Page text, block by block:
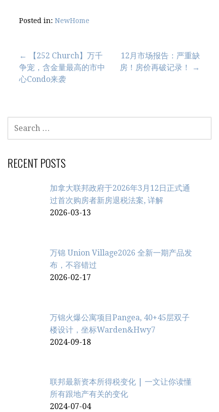
Posted in: NewHome
Post
navigation
← 【252 Church】万千
争宠，含金量最高的市中
心Condo来袭
12月市场报告：严重缺
房！房价再破记录！ →
SEARCH
FOR:
RECENT POSTS
加拿大联邦政府于2026年3月12日正式通
过首次购房者新房退税法案, 详解
2026-03-13
万锦 Union Village2026 全新一期产品发
布，不容错过
2026-02-17
万锦火爆公寓项目Pangea, 40+45层双子
楼设计，坐标Warden&Hwy7
2024-09-18
联邦最新资本所得税变化 | 一文让你读懂
所有跟地产有关的变化
2024-07-04